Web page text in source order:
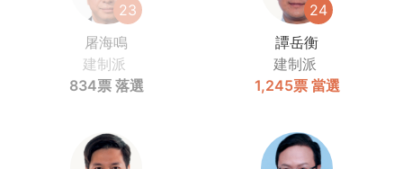
23
屠海鳴
建制派
834票 落選
24
譚岳衡
建制派
1,245票 當選